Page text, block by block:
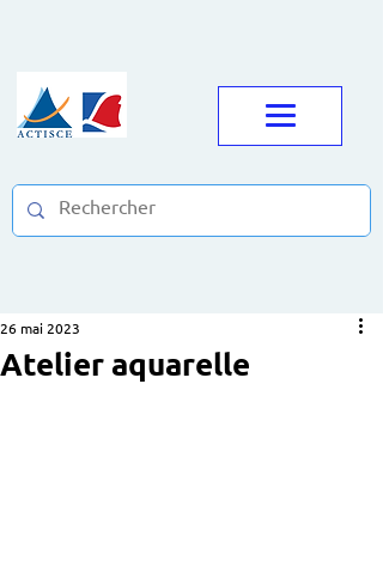
Atelier aquarelle
26 mai 2023